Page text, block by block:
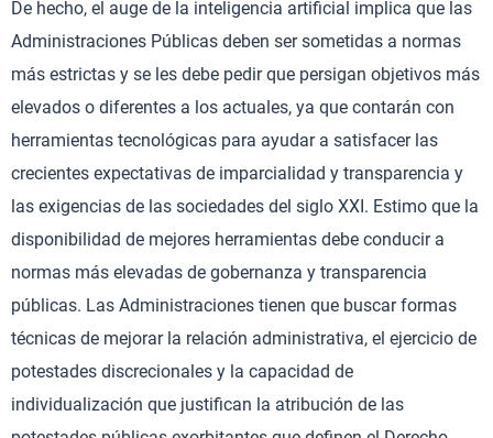
De hecho, el auge de la inteligencia artificial implica que las
Administraciones Públicas deben ser sometidas a normas
más estrictas y se les debe pedir que persigan objetivos más
elevados o diferentes a los actuales, ya que contarán con
herramientas tecnológicas para ayudar a satisfacer las
crecientes expectativas de imparcialidad y transparencia y
las exigencias de las sociedades del siglo XXI. Estimo que la
disponibilidad de mejores herramientas debe conducir a
normas más elevadas de gobernanza y transparencia
públicas. Las Administraciones tienen que buscar formas
técnicas de mejorar la relación administrativa, el ejercicio de
potestades discrecionales y la capacidad de
individualización que justifican la atribución de las